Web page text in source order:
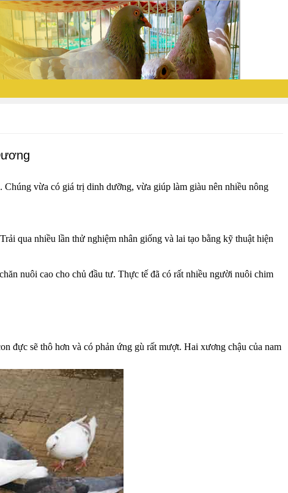
vừa có giá trị dinh dưỡng, vừa giúp làm giàu nên nhiều nông
qua nhiều lần thử nghiệm nhân giống và lai tạo bằng kỹ thuật hiện
nuôi cao cho chủ đầu tư. Thực tế đã có rất nhiều người nuôi chim
đực sẽ thô hơn và có phản ứng gù rất mượt. Hai xương chậu của nam